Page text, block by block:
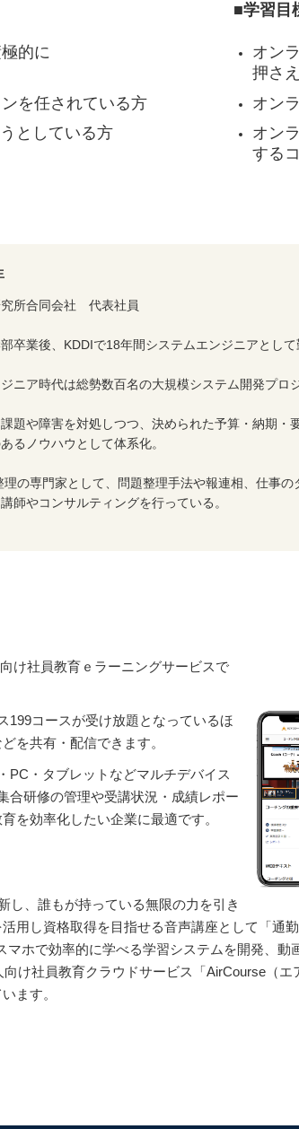
的に
を任されている方
としている方
■学習目
オン
押さ
オン
オン
する
所合同会社 代表社員
卒業後、KDDIで18年間システムエンジニアとして
ニア時代は総勢数百名の大規模システム開発プロ
題や障害を対処しつつ、決められた予算・納期・
るノウハウとして体系化。
の専門家として、問題整理手法や報連相、仕事
師やコンサルティングを行っている。
け社員教育ｅラーニングサービスで
199コースが受け放題となっているほ
を共有・配信できます。
PC・タブレットなどマルチデバイス
合研修の管理や受講状況・成績レポー
を効率化したい企業に最適です。
し、誰もが持っている無限の力を引き
用し資格取得を目指せる音声講座として「通
ホで効率的に学べる学習システムを開発、
け社員教育クラウドサービス「AirCourse（
ます。